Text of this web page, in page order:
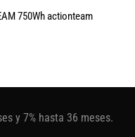
750Wh actionteam
y 7% hasta 36 meses.